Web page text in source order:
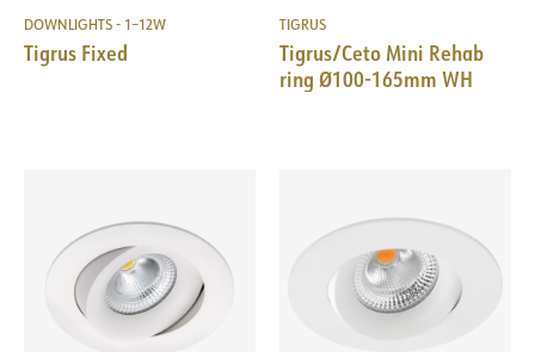
DOWNLIGHTS - 1–12W
Tigrus Fixed
TIGRUS
Tigrus/Ceto Mini Rehab
ring Ø100-165mm WH